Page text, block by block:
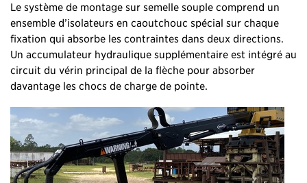
Le système de montage sur semelle souple comprend un
ensemble d’isolateurs en caoutchouc spécial sur chaque
fixation qui absorbe les contraintes dans deux directions.
Un accumulateur hydraulique supplémentaire est intégré au
circuit du vérin principal de la flèche pour absorber
davantage les chocs de charge de pointe.